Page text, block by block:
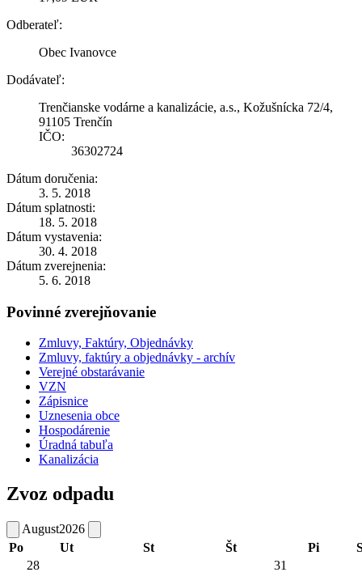
Odberateľ:
Obec Ivanovce
Dodávateľ:
Trenčianske vodárne a kanalizácie, a.s., Kožušnícka 72/4,
91105 Trenčín
IČO:
36302724
Dátum doručenia:
3. 5. 2018
Dátum splatnosti:
18. 5. 2018
Dátum vystavenia:
30. 4. 2018
Dátum zverejnenia:
5. 6. 2018
Povinné zverejňovanie
Zmluvy, Faktúry, Objednávky
Zmluvy, faktúry a objednávky - archív
Verejné obstarávanie
VZN
Zápisnice
Uznesenia obce
Hospodárenie
Úradná tabuľa
Kanalizácia
Zvoz odpadu
August2026
Po
Ut St Št Pi
28
31